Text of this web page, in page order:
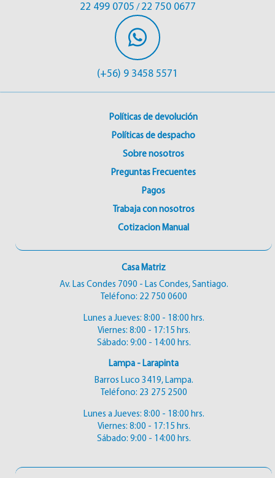
22 499 0705 / 22 750 0677
(+56) 9 3458 5571
Políticas de devolución
Políticas de despacho
Sobre nosotros
Preguntas Frecuentes
Pagos
Trabaja con nosotros
Cotizacion Manual
Casa Matriz
Av. Las Condes 7090 - Las Condes, Santiago.
Teléfono: 22 750 0600
Lunes a Jueves: 8:00 - 18:00 hrs.
Viernes: 8:00 - 17:15 hrs.
Sábado: 9:00 - 14:00 hrs.
Lampa - Larapinta
Barros Luco 3419, Lampa.
Teléfono: 23 275 2500
Lunes a Jueves: 8:00 - 18:00 hrs.
Viernes: 8:00 - 17:15 hrs.
Sábado: 9:00 - 14:00 hrs.